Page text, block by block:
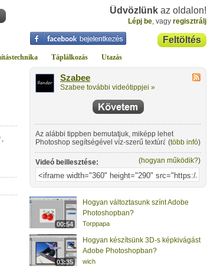
Üdvözlünk az oldalon!
Lépj be, vagy regisztrálj
Feltöltés
Táplálkozás Utazás
,
Szabee
Szabee további videótippjei »
Az alábbi tippben bemutatjuk, miképp lehet
Photoshop segítségével víz-szerű textúrát
létrehozni pár perc alatt.
(több infó)
Videó beillesztése: (hogyan működik?)
00:54
Hogyan változtasunk színt Adobe
Photoshopban?
Torppapa
03:35
Hogyan készítsünk 3D-s képkivágást
Adobe Photoshopban?
wich